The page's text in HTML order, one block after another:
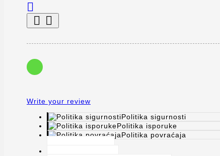



Write your review
Politika sigurnosti
Politika isporuke
Politika povraćaja